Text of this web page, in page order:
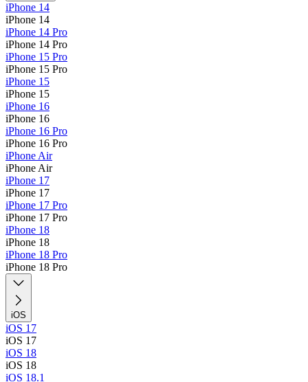
iPhone 14
iPhone 14
iPhone 14 Pro
iPhone 14 Pro
iPhone 15 Pro
iPhone 15 Pro
iPhone 15
iPhone 15
iPhone 16
iPhone 16
iPhone 16 Pro
iPhone 16 Pro
iPhone Air
iPhone Air
iPhone 17
iPhone 17
iPhone 17 Pro
iPhone 17 Pro
iPhone 18
iPhone 18
iPhone 18 Pro
iPhone 18 Pro
iOS
iOS 17
iOS 17
iOS 18
iOS 18
iOS 18.1